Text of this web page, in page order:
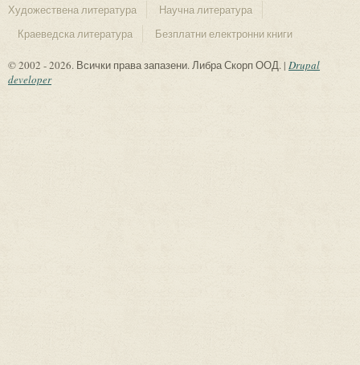
Художествена литература
Научна литература
Краеведска литература
Безплатни електронни книги
© 2002 - 2026. Всички права запазени. Либра Скорп ООД. | Drupal
developer